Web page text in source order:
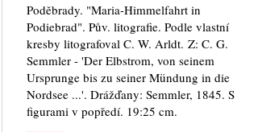
Poděbrady. "Maria-Himmelfahrt in
Podiebrad". Pův. litografie. Podle vlastní
kresby litografoval C. W. Arldt. Z: C. G.
Semmler - 'Der Elbstrom, von seinem
Ursprunge bis zu seiner Mündung in die
Nordsee ...'. Drážďany: Semmler, 1845. S
figurami v popředí. 19:25 cm.